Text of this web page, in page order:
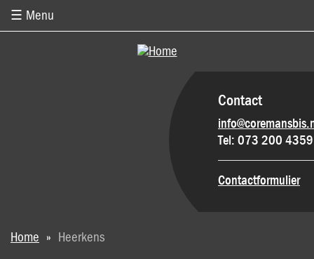
Overslaan en naar de inhoud gaan
☰ Menu
Contact
Tel: 073 200 4359
Contactformulier
U bent hier
Home » Heerkens